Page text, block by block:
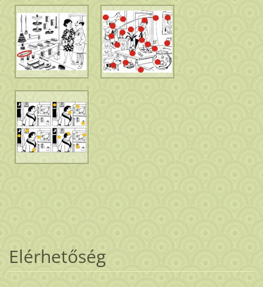
Elérhetőség